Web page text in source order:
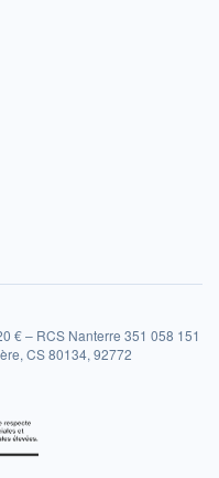
€ – RCS Nanterre 351 058 151
CS 80134, 92772